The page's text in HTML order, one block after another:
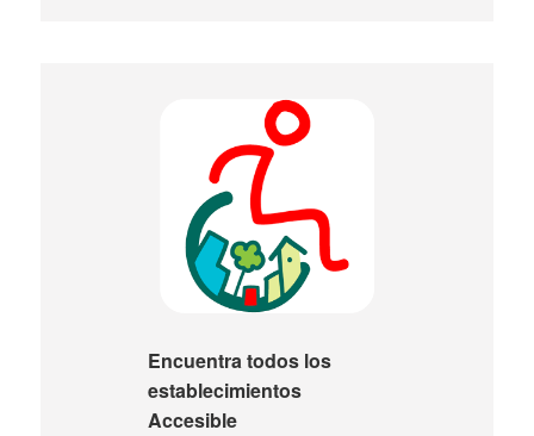
Encuentra todos los
establecimientos
Accesible